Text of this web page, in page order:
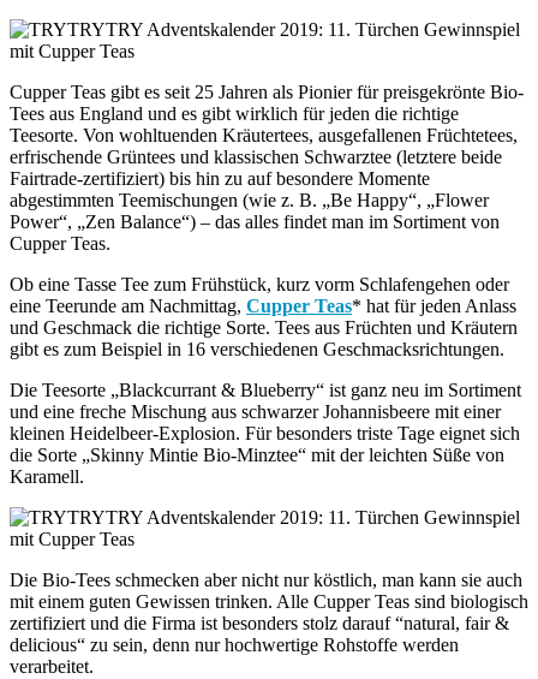
Cupper Teas gibt es seit 25 Jahren als Pionier für preisgekrönte Bio-
Tees aus England und es gibt wirklich für jeden die richtige
Teesorte. Von wohltuenden Kräutertees, ausgefallenen Früchtetees,
erfrischende Grüntees und klassischen Schwarztee (letztere beide
Fairtrade-zertifiziert) bis hin zu auf besondere Momente
abgestimmten Teemischungen (wie z. B. „Be Happy“, „Flower
Power“, „Zen Balance“) – das alles findet man im Sortiment von
Cupper Teas.
Ob eine Tasse Tee zum Frühstück, kurz vorm Schlafengehen oder
eine Teerunde am Nachmittag, Cupper Teas* hat für jeden Anlass
und Geschmack die richtige Sorte. Tees aus Früchten und Kräutern
gibt es zum Beispiel in 16 verschiedenen Geschmacksrichtungen.
Die Teesorte „Blackcurrant & Blueberry“ ist ganz neu im Sortiment
und eine freche Mischung aus schwarzer Johannisbeere mit einer
kleinen Heidelbeer-Explosion. Für besonders triste Tage eignet sich
die Sorte „Skinny Mintie Bio-Minztee“ mit der leichten Süße von
Karamell.
Die Bio-Tees schmecken aber nicht nur köstlich, man kann sie auch
mit einem guten Gewissen trinken. Alle Cupper Teas sind biologisch
zertifiziert und die Firma ist besonders stolz darauf “natural, fair &
delicious“ zu sein, denn nur hochwertige Rohstoffe werden
verarbeitet.